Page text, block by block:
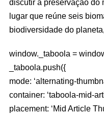
discutir a preservação do
lugar que reúne seis
biodiversidade do
window._taboola =
_taboola.push({
mode: ‘alternating-
container: ‘taboola-mid-
placement: ‘Mid Article